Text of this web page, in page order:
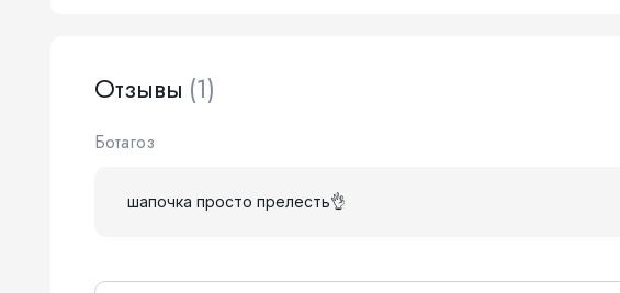
Отзывы (1)
Ботагоз
шапочка просто прелесть👌